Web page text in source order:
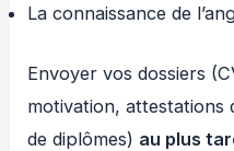
La connaissance de
Envoyer vos dossiers
motivation, attestations
de diplômes) au plus